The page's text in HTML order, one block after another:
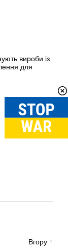
вироби із
для
Вгору ↑